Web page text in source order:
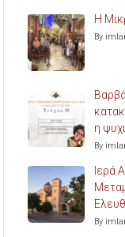
Η
By
η
By
Ιερά
By